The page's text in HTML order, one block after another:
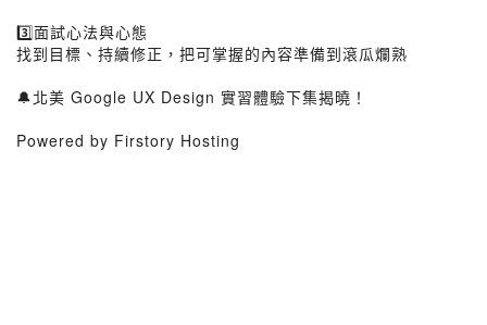
3️⃣面試心法與心態
找到目標、持續修正，把可掌握的內容準備到滾瓜爛熟
🔔北美 Google UX Design 實習體驗下集揭曉！
Powered by Firstory Hosting